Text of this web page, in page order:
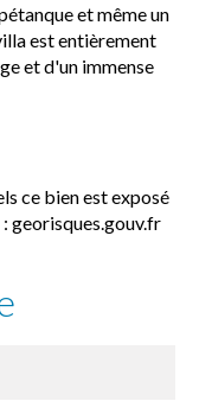
et même un
est entièrement
et d'un immense
ce bien est exposé
georisques.gouv.fr